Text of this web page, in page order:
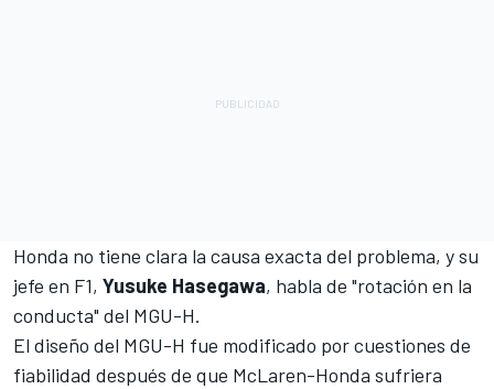
Honda no tiene clara la causa exacta del problema, y su
jefe en F1, Yusuke Hasegawa, habla de "rotación en la
conducta" del MGU-H.
El diseño del MGU-H fue modificado por cuestiones de
fiabilidad después de que McLaren-Honda sufriera